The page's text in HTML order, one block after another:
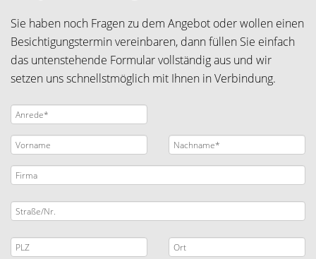
Sie haben noch Fragen zu dem Angebot oder wollen einen
Besichtigungstermin vereinbaren, dann füllen Sie einfach
das untenstehende Formular vollständig aus und wir
setzen uns schnellstmöglich mit Ihnen in Verbindung.